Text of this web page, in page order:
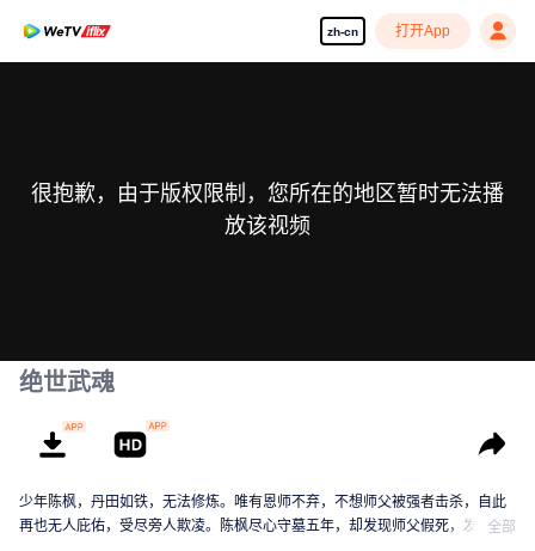
zh-cn 打开App
很抱歉，由于版权限制，您所在的地区暂时无法播
放该视频
绝世武魂
少年陈枫，丹田如铁，无法修炼。唯有恩师不弃，不想师父被强者击杀，自此
再也无人庇佑，受尽旁人欺凌。陈枫尽心守墓五年，却发现师父假死，发现师
全部